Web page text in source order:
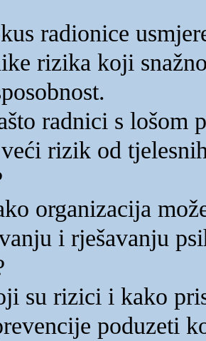
radionice
rizika koji
radnici s lošom
rizik od
organizacija
i rješavanju
su rizici i kako
poduzeti